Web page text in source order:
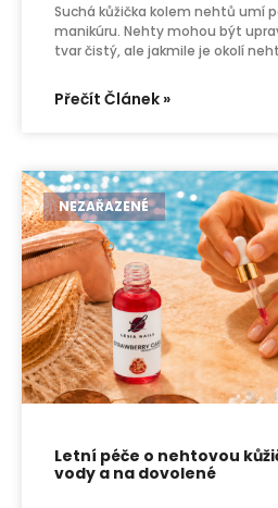
Suchá kůžička kolem nehtů umí
manikúru. Nehty mohou být
tvar čistý, ale jakmile je okolí
Přečít Článek »
NEZAŘAZENÉ
Letní péče o nehtovou
vody a na dovolené